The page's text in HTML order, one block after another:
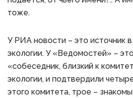
тоже.
У РИА новости – это источник
экологии. У «Ведомостей» –
«собеседник, близкий к
экологии, и подтвердили
этого комитета, трое –